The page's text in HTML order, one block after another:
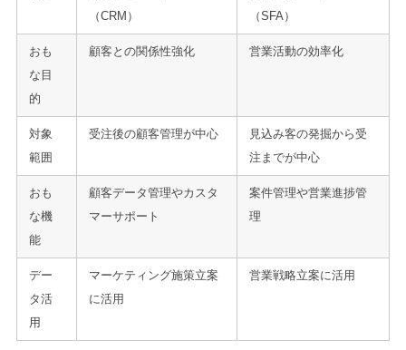
（CRM）
（SFA）
おも
な目
的
顧客との関係性強化 営業活動の効率化
対象
範囲
受注後の顧客管理が中心
見込み客の発掘から受
注までが中心
おも
な機
能
顧客データ管理やカスタ
マーサポート
案件管理や営業進捗管
理
デー
タ活
用
マーケティング施策立案
に活用
営業戦略立案に活用